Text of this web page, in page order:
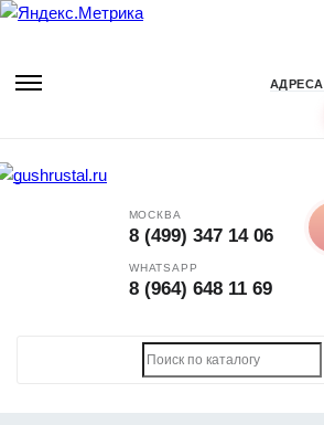
АДРЕСА
МОСКВА
8 (499) 347 14 06
WHATSAPP
8 (964) 648 11 69